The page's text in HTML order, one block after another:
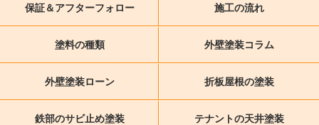
保証＆アフターフォロー 施工の流れ
塗料の種類 外壁塗装コラム
外壁塗装ローン 折板屋根の塗装
鉄部のサビ止め塗装 テナントの天井塗装